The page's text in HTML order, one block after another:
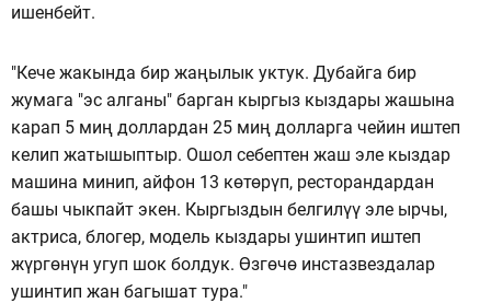
ишенбейт.
"Кече жакында бир жаңылык уктук. Дубайга бир
жумага "эс алганы" барган кыргыз кыздары жашына
карап 5 миң доллардан 25 миң долларга чейин иштеп
келип жатышыптыр. Ошол себептен жаш эле кыздар
машина минип, айфон 13 көтөрүп, ресторандардан
башы чыкпайт экен. Кыргыздын белгилүү эле ырчы,
актриса, блогер, модель кыздары ушинтип иштеп
жүргөнүн угуп шок болдук. Өзгөчө инстазвездалар
ушинтип жан багышат тура."